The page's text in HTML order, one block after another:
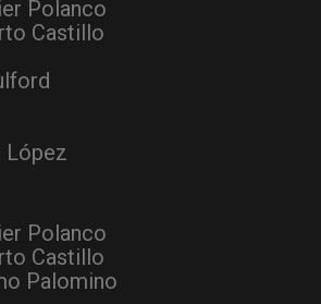
Polanco
Castillo
López
Polanco
Castillo
Palomino